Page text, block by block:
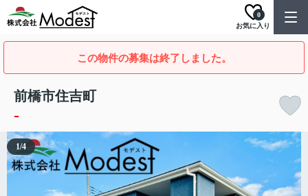
お気に入り
0
この物件の募集は終了しました。
前橋市住吉町
-
1/4